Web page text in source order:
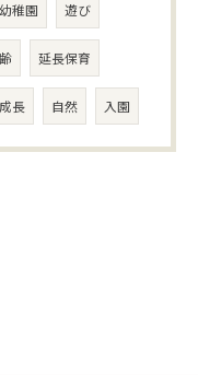
幼稚園 遊び
延長保育
成長 自然 入園